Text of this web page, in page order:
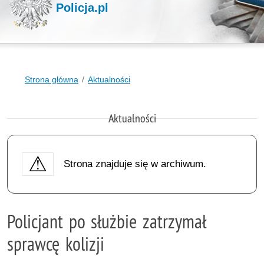
Policja.pl
Strona główna Aktualności
Aktualności
Strona znajduje się w archiwum.
Policjant po służbie zatrzymał
sprawcę kolizji